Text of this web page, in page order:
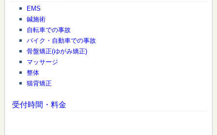
EMS
鍼施術
自転車での事故
バイク・自動車での事故
骨盤矯正(ゆがみ矯正)
マッサージ
整体
猫背矯正
受付時間・料金